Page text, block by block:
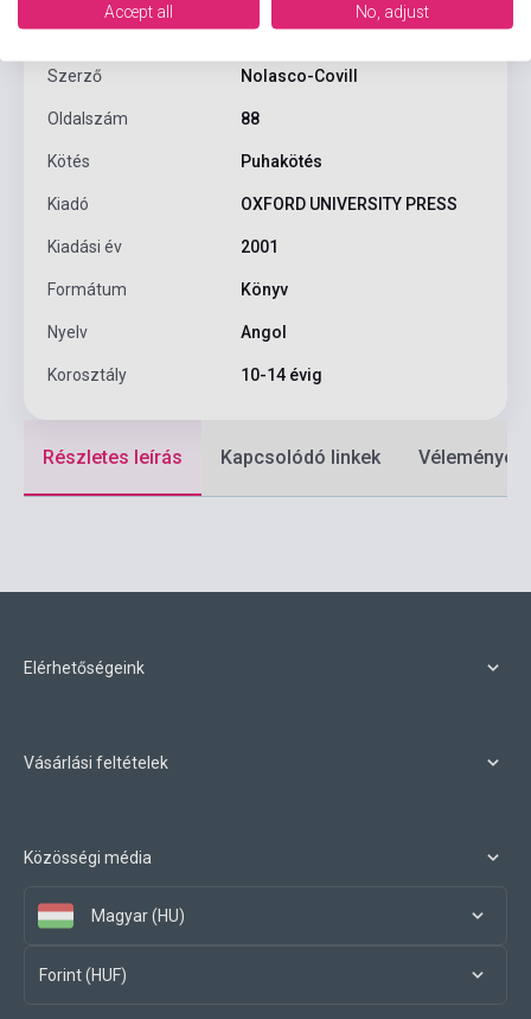
ISBN 9780194377614
Szerző Nolasco-Covill
Oldalszám 88
Kötés Puhakötés
Kiadó OXFORD UNIVERSITY PRESS
Kiadási év 2001
Formátum Könyv
Nyelv Angol
Korosztály 10-14 évig
Részletes leírás Kapcsolódó linkek Vélemények
Elérhetőségeink
Vásárlási feltételek
Közösségi média
Magyar (HU)
Forint (HUF)
Accept all No, adjust